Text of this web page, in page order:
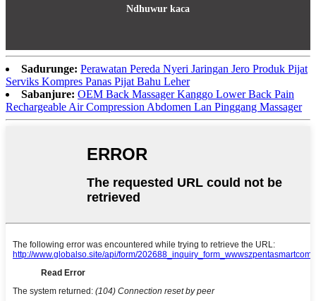
Ndhuwur kaca
Sadurunge: Perawatan Pereda Nyeri Jaringan Jero Produk Pijat
Serviks Kompres Panas Pijat Bahu Leher
Sabanjure: OEM Back Massager Kanggo Lower Back Pain
Rechargeable Air Compression Abdomen Lan Pinggang Massager